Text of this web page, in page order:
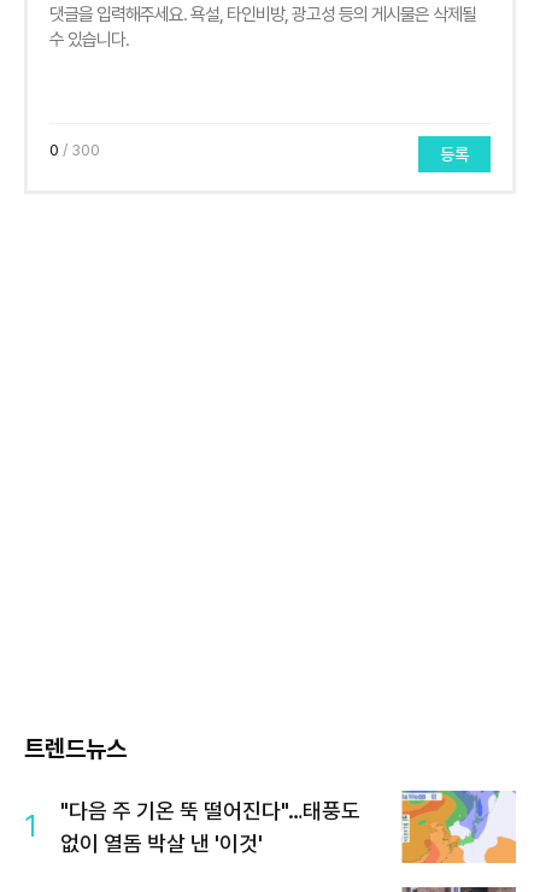
0 / 300 등록
트렌드뉴스
1
"다음 주 기온 뚝 떨어진다"…태풍도
없이 열돔 박살 낸 '이것'